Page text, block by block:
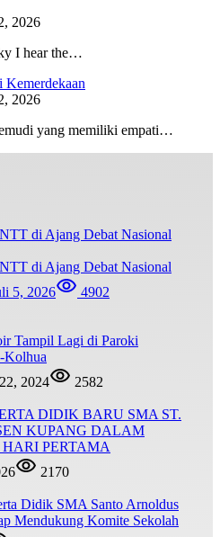
2026
I hear the…
Kemerdekaan
2026
yang memiliki empati…
di Ajang Debat Nasional
5, 2026 4902
Tampil Lagi di Paroki
Kolhua
2024
2582
DIDIK BARU SMA ST.
KUPANG DALAM
PERTAMA
2170
Didik SMA Santo Arnoldus
Mendukung Komite Sekolah